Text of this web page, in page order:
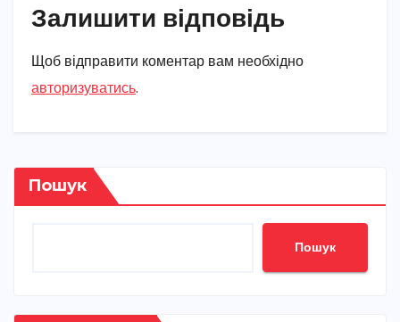
Залишити відповідь
Щоб відправити коментар вам необхідно
авторизуватись.
Пошук
Пошук